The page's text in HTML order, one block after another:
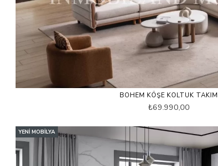
BOHEM KÖŞE KOLTUK
₺69.990,00
YENI MOBILYA